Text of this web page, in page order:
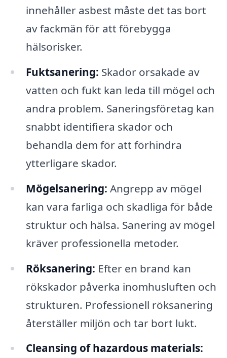
innehåller asbest måste det tas bort
av fackmän för att förebygga
hälsorisker.
Fuktsanering: Skador orsakade av
vatten och fukt kan leda till mögel och
andra problem. Saneringsföretag kan
snabbt identifiera skador och
behandla dem för att förhindra
ytterligare skador.
Mögelsanering: Angrepp av mögel
kan vara farliga och skadliga för både
struktur och hälsa. Sanering av mögel
kräver professionella metoder.
Röksanering: Efter en brand kan
rökskador påverka inomhusluften och
strukturen. Professionell röksanering
återställer miljön och tar bort lukt.
Cleansing of hazardous materials: